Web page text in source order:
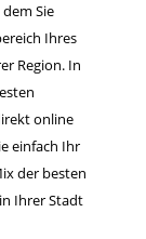
Sie
Ihres
Region. In
online
einfach Ihr
der besten
Ihrer Stadt